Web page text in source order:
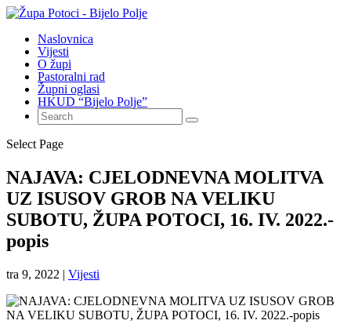
Naslovnica
Vijesti
O župi
Pastoralni rad
Župni oglasi
HKUD “Bijelo Polje”
Select Page
NAJAVA: CJELODNEVNA MOLITVA
UZ ISUSOV GROB NA VELIKU
SUBOTU, ŽUPA POTOCI, 16. IV. 2022.-
popis
tra 9, 2022 | Vijesti